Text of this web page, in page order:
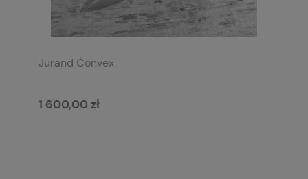
Jurand Convex
1 600,00 zł